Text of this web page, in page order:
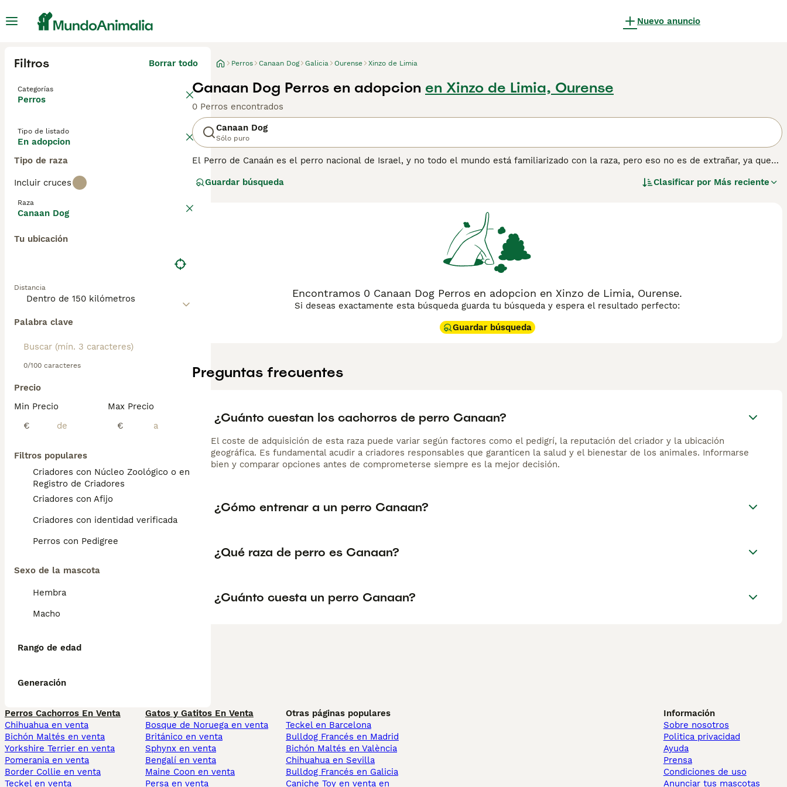
Nuevo anuncio
Filtros Borrar todo
Categorías
Perros
Tipo de listado
En adopcion
Tipo de raza
Incluir cruces
Raza
Canaan Dog
Tu ubicación
Distancia
Palabra clave
0/100 caracteres
Precio
Min Precio
€
Max Precio
€
Filtros populares
Criadores con Núcleo Zoológico o en el
Registro de Criadores
Criadores con Afijo
Criadores con identidad verificada
Perros con Pedigree
Sexo de la mascota
Hembra
Macho
Rango de edad
Generación
Perros Canaan Dog Galicia Ourense Xinzo de Limia
Canaan Dog Perros en adopcion en Xinzo de Limia, Ourense
0 Perros encontrados
Canaan Dog
Sólo puro
El Perro de Canaán es el perro nacional de Israel, y no todo el mundo está familiarizado con la raza, pero eso no es de extrañar, ya que
perros han llegado recientemente a Europa, donde han sido un éxito instantáneo. Sin embargo, aquellos que esperan compartir su hogar
mundo. Lee nuestra página de consejos de compra de Perro de Canaán para obtener información sobre esta raza de perro.
Guardar búsqueda Clasificar por Más reciente
Encontramos 0 Canaan Dog Perros en adopcion en Xinzo de Limia, Ourense.
Si deseas exactamente esta búsqueda guarda tu búsqueda y espera el resultado perfecto:
Guardar búsqueda
Preguntas frecuentes
¿Cuánto cuestan los cachorros de perro Canaan?
El coste de adquisición de esta raza puede variar según factores como el pedigrí, la reputación del criador y la ubicación
geográfica. Es fundamental acudir a criadores responsables que garanticen la salud y el bienestar de los animales. Informarse
bien y comparar opciones antes de comprometerse siempre es la mejor decisión.
¿Cómo entrenar a un perro Canaan?
¿Qué raza de perro es Canaan?
¿Cuánto cuesta un perro Canaan?
Perros Cachorros En Venta
Chihuahua en venta
Bichón Maltés en venta
Yorkshire Terrier en venta
Pomerania en venta
Border Collie en venta
Teckel en venta
Gatos y Gatitos En Venta
Bosque de Noruega en venta
Británico en venta
Sphynx en venta
Bengalí en venta
Maine Coon en venta
Persa en venta
Otras páginas populares
Teckel en Barcelona
Bulldog Francés en Madrid
Bichón Maltés en València
Chihuahua en Sevilla
Bulldog Francés en Galicia
Caniche Toy en venta en
Información
Sobre nosotros
Politica privacidad
Ayuda
Prensa
Condiciones de uso
Anunciar tus mascotas